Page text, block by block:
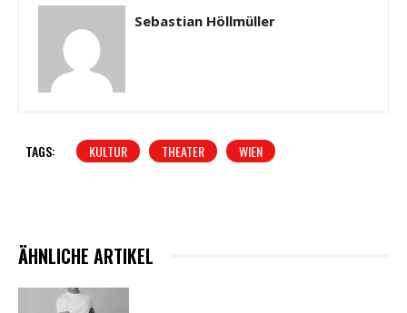
Sebastian Höllmüller
TAGS: KULTUR THEATER WIEN
ÄHNLICHE ARTIKEL